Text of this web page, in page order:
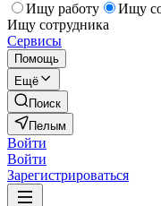
Ищу работу
Ищу
Ищу сотрудника
Сервисы
Помощь
Ещё
Поиск
Пелым
Войти
Войти
Зарегистрироваться